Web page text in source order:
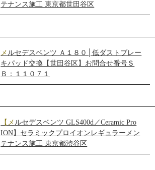
テナンス施工 東京都世田谷区
メルセデスベンツ Ａ１８０│低ダストブレー
キパッド交換【世田谷区】お問合せ番号Ｓ
Ｂ：１１０７１
【メルセデスベンツ GLS400d／Ceramic Pro
ION】セラミックプロイオンレギュラーメン
テナンス施工 東京都渋谷区